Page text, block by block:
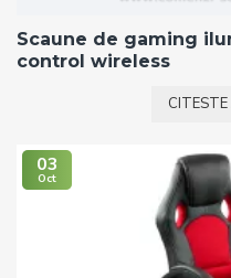
Scaune de gaming
control wireless
03
Oct